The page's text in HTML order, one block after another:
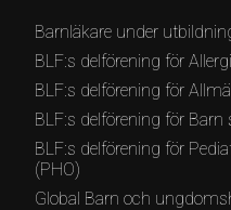
Barnläkare under
BLF:s delförening för
BLF:s delförening för
BLF:s delförening för Barn
BLF:s delförening för
(PHO)
Global Barn och